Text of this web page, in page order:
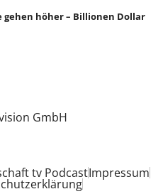
gehen höher – Billionen Dollar
GmbH
tv PodcastImpressum